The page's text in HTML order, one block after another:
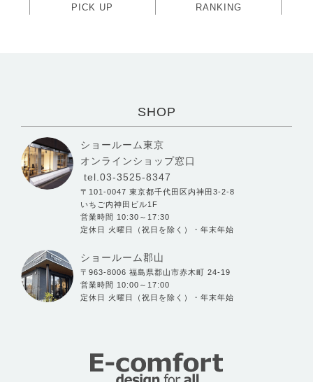
PICK UP RANKING
SHOP
ショールーム東京
オンラインショップ窓口
tel.03-3525-8347
〒101-0047 東京都千代田区内神田3-2-8
いちご内神田ビル1F
営業時間 10:30～17:30
定休日 火曜日（祝日を除く）・年末年始
ショールーム郡山
〒963-8006 福島県郡山市赤木町 24-19
営業時間 10:00～17:00
定休日 火曜日（祝日を除く）・年末年始